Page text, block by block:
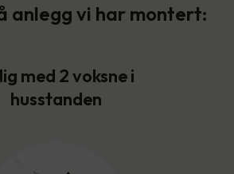
anlegg vi har montert:
med 2 voksne i
husstanden